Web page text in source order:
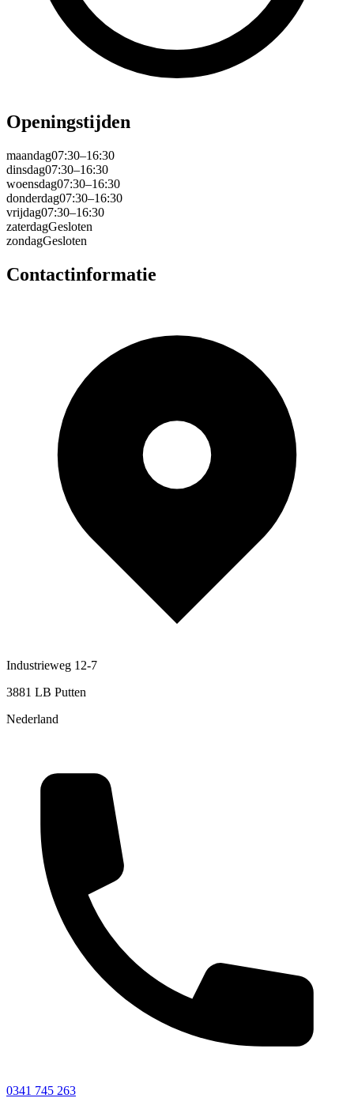
Openingstijden
maandag07:30–16:30
dinsdag07:30–16:30
woensdag07:30–16:30
donderdag07:30–16:30
vrijdag07:30–16:30
zaterdagGesloten
zondagGesloten
Contactinformatie
Industrieweg 12-7
3881 LB Putten
Nederland
0341 745 263